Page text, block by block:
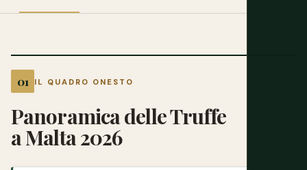
IL QUADRO ONESTO
Panoramica delle Truffe
a Malta 2026